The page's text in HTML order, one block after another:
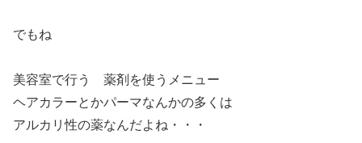
でもね
美容室で行う 薬剤を使うメニュー
ヘアカラーとかパーマなんかの多くは
アルカリ性の薬なんだよね・・・